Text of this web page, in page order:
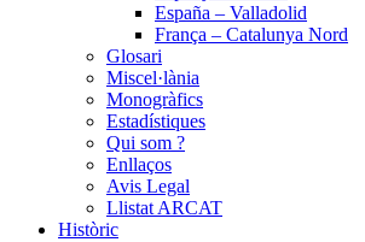
España – Valladolid
França – Catalunya Nord
Glosari
Miscel·lània
Monogràfics
Estadístiques
Qui som ?
Enllaços
Avis Legal
Llistat ARCAT
Històric